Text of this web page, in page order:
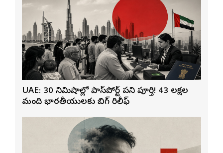
UAE: 30 నిమిషాల్లో పాస్‌పోర్ట్ పని పూర్తి! 43 లక్షల
మంది భారతీయులకు బిగ్ రిలీఫ్